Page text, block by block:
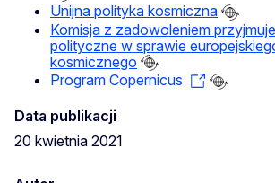
Unijna polityka kosmiczna
Komisja z zadowoleniem
polityczne w sprawie
kosmicznego
Program Copernicus
Data publikacji
20 kwietnia 2021